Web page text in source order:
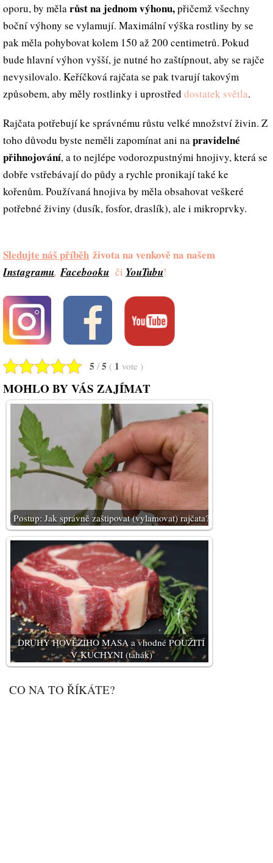
oporu, by mělarůst na jednom výhonu,přičemž všechny
boční výhony se vylamují. Maximální výška rostliny by se
pak měla pohybovat kolem 150 až 200 centimetrů. Pokud
bude hlavní výhon vyšší, je nutné ho zaštípnout, aby se rajče
nevysilovalo. Keříčková rajčata se pak tvarují takovým
způsobem, aby měly rostlinky i uprostřed dostatek světla.
Rajčata potřebují ke správnému růstu velké množství živin. Z
toho důvodu byste neměli zapomínat ani napravidelné
přihnojování, a to nejlépe vodorozpustnými hnojivy, která se
dobře vstřebávají do půdy a rychle pronikají také ke
kořenům. Používaná hnojiva by měla obsahovat veškeré
potřebné živiny (dusík, fosfor, draslík), ale i mikroprvky.
Sledujte náš příběh života na venkově na našem
Instagramu, Facebooku či YouTubu!
5 / 5 ( 1 vote )
MOHLO BY VÁS ZAJÍMAT
Postup: Jak správně zaštipovat (vylamovat) rajčata?
DRUHY HOVĚZÍHO MASA a vhodné POUŽITÍ
V KUCHYNI (tahák)
CO NA TO ŘÍKÁTE?